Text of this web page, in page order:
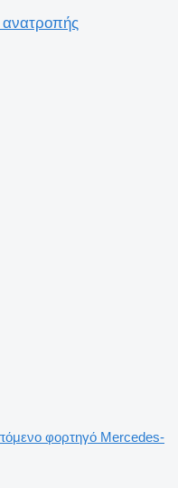
φορτηγό Mercedes-